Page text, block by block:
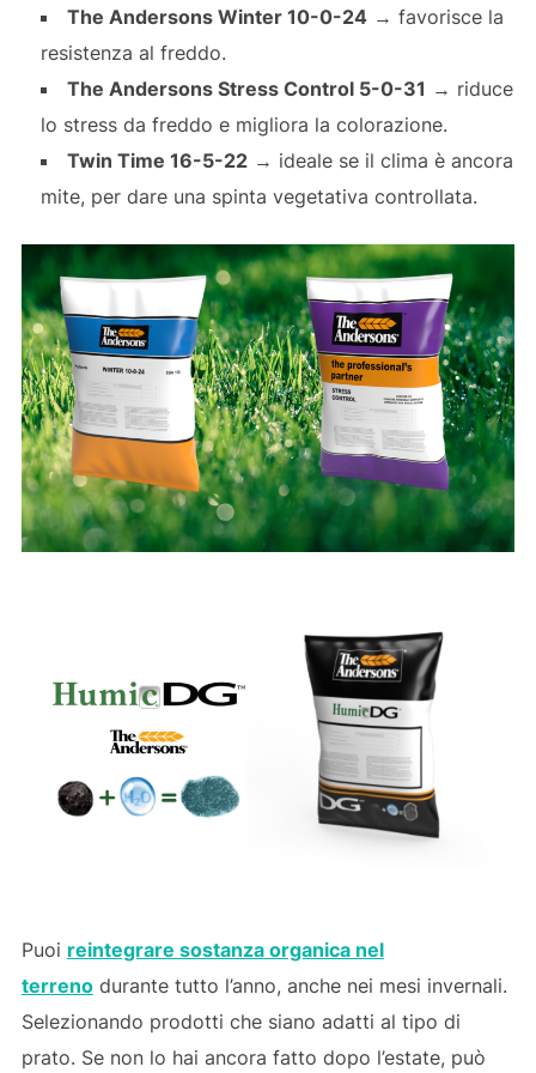
The Andersons Winter 10-0-24→ favorisce la
resistenza al freddo.
The Andersons Stress Control 5-0-31 → riduce
lo stress da freddo e migliora la colorazione.
Twin Time 16-5-22→ ideale se il clima è ancora
mite, per dare una spinta vegetativa controllata.
Puoi reintegrare sostanza organica nel
terrenodurante tutto l’anno, anche nei mesi invernali.
Selezionando prodotti che siano adatti al tipo di
prato. Se non lo hai ancora fatto dopo l’estate, può